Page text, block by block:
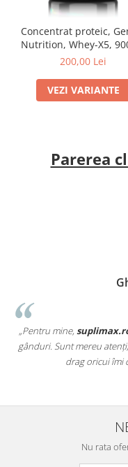
Concentrat proteic,
Nutrition, Whey-X5,
grame, pudra
200,00 Lei
VEZI VARIANTE
Parerea
„Pentru mine,
gânduri. Sunt mereu
drag oricui îmi
Nu rata